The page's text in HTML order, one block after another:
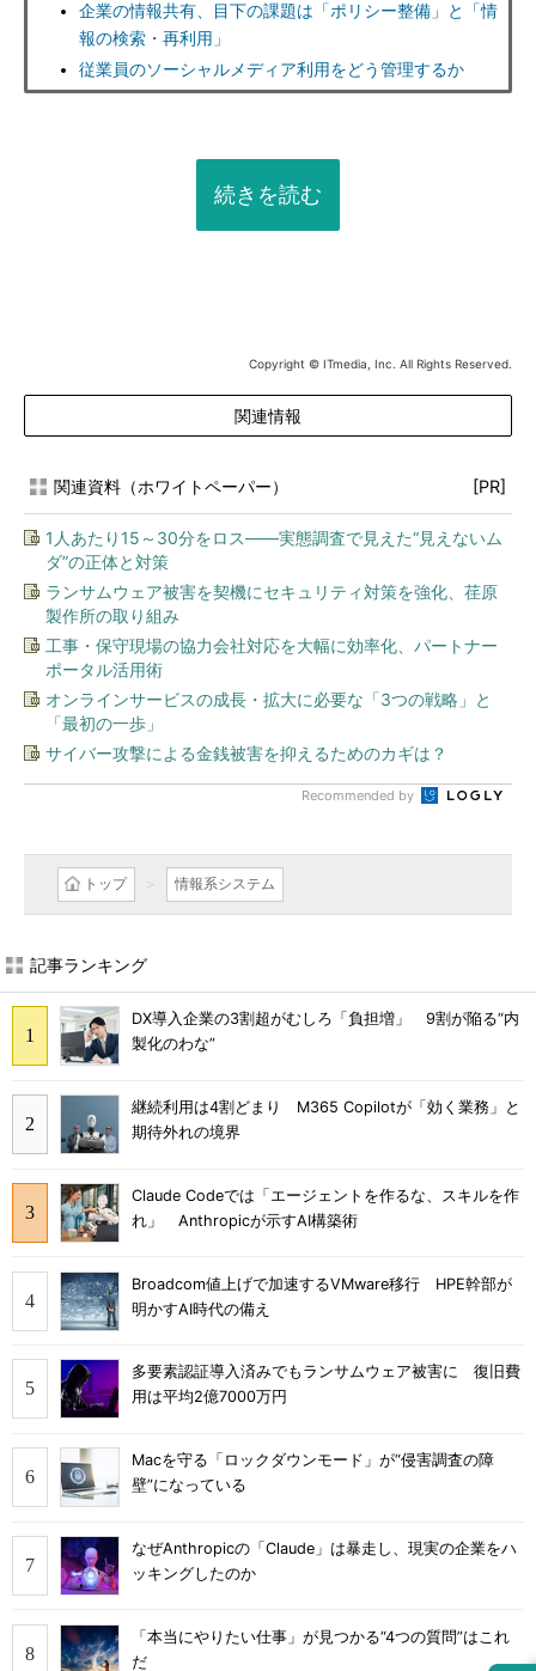
企業の情報共有、目下の課題は「ポリシー整備」と「情
報の検索・再利用」
従業員のソーシャルメディア利用をどう管理するか
続きを読む
Copyright © ITmedia, Inc. All Rights Reserved.
関連情報
関連資料（ホワイトペーパー） [PR]
1人あたり15～30分をロス――実態調査で見えた“見えないム
ダ”の正体と対策
ランサムウェア被害を契機にセキュリティ対策を強化、荏原
製作所の取り組み
工事・保守現場の協力会社対応を大幅に効率化、パートナー
ポータル活用術
オンラインサービスの成長・拡大に必要な「3つの戦略」と
「最初の一歩」
サイバー攻撃による金銭被害を抑えるためのカギは？
Recommended by
トップ 情報系システム
記事ランキング
DX導入企業の3割超がむしろ「負担増」 9割が陥る“内
製化のわな”
継続利用は4割どまり M365 Copilotが「効く業務」と
期待外れの境界
Claude Codeでは「エージェントを作るな、スキルを作
れ」 Anthropicが示すAI構築術
Broadcom値上げで加速するVMware移行 HPE幹部が
明かすAI時代の備え
多要素認証導入済みでもランサムウェア被害に 復旧費
用は平均2億7000万円
Macを守る「ロックダウンモード」が“侵害調査の障
壁”になっている
なぜAnthropicの「Claude」は暴走し、現実の企業をハ
ッキングしたのか
「本当にやりたい仕事」が見つかる“4つの質問”はこれ
だ